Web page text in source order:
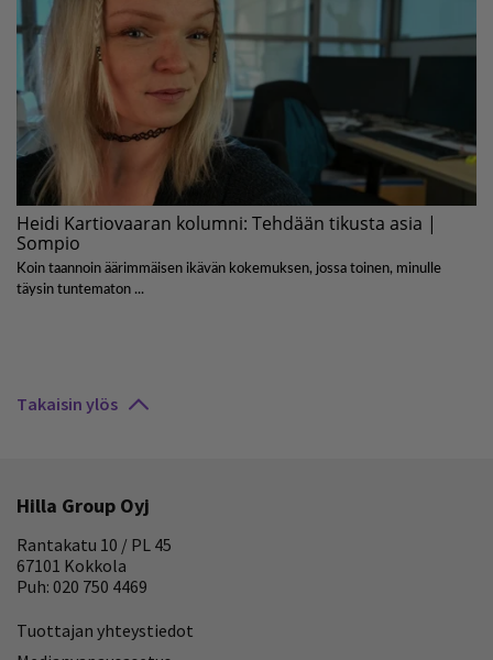
Takaisin ylös
Hilla Group Oyj
Rantakatu 10 / PL 45
67101 Kokkola
Puh: 020 750 4469
Tuottajan yhteystiedot